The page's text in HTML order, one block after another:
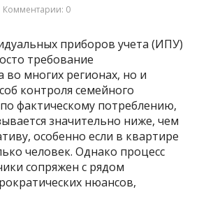
Комментарии: 0
приборов учета (ИПУ)
требование
во многих регионах, но и
контроля семейного
фактическому потреблению,
значительно ниже, чем
особенно если в квартире
человек. Однако процесс
сопряжен с рядом
нюансов,